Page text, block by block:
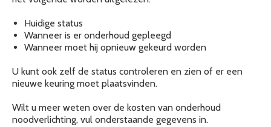
Huidige status
Wanneer is er onderhoud gepleegd
Wanneer moet hij opnieuw gekeurd worden
U kunt ook zelf de status controleren en zien of er een
nieuwe keuring moet plaatsvinden.
Wilt u meer weten over de kosten van onderhoud
noodverlichting, vul onderstaande gegevens in.